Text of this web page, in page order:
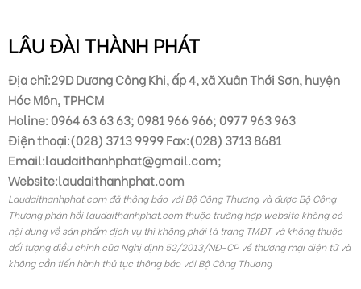
LÂU ĐÀI THÀNH PHÁT
Địa chỉ:29D Dương Công Khi, ấp 4, xã Xuân Thới Sơn, huyện
Hóc Môn, TPHCM
Holine: 0964 63 63 63; 0981 966 966; 0977 963 963
Điện thoại:(028) 3713 9999 Fax:(028) 3713 8681
Email:laudaithanhphat@gmail.com;
Website:laudaithanhphat.com
Laudaithanhphat.com đã thông báo với Bộ Công Thương và được Bộ Công
Thương phản hồi laudaithanhphat.com thuộc trường hợp website không có
nội dung về sản phẩm dịch vụ thì không phải là trang TMĐT và không thuộc
đối tượng điều chỉnh của Nghị định 52/2013/NĐ-CP về thương mại điện tử và
không cần tiến hành thủ tục thông báo với Bộ Công Thương